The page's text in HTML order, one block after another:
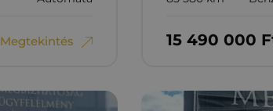
Megtekintés 15‏‏‎ ‎490‏‏‎ ‎000